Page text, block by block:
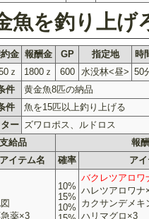
魚を釣り上げ
金 報酬金 GP 指定地
時
ｚ 1800ｚ 600 水没林<昼> 50
件
黄金魚8匹の納品
件
魚を15匹以上釣り上げる
ー
ズワロポス、ルドロス
支給品
報酬
アイテム名 確率 ア
薬×3
10%
15%
10%
バクレツアロワ
ハレツアロワナ
カクサンデメキ
ハリマグロ×3